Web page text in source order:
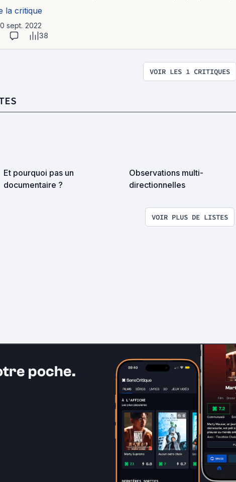
la critique
sept. 2022
38
VOIR LES 1 CRITIQUES
Et pourquoi pas un
documentaire ?
Observations multi-
directionnelles
VOIR PLUS DE LISTES
poche.